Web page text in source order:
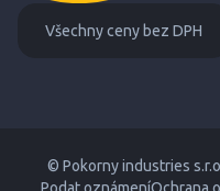
Všechny ceny bez DPH
© Pokorny industries